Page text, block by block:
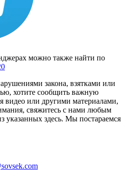
можно также найти по
закона, взятками или
хотите сообщить важную
видео или другими материалами,
свяжитесь с нами любым
указанных здесь. Мы постараемся